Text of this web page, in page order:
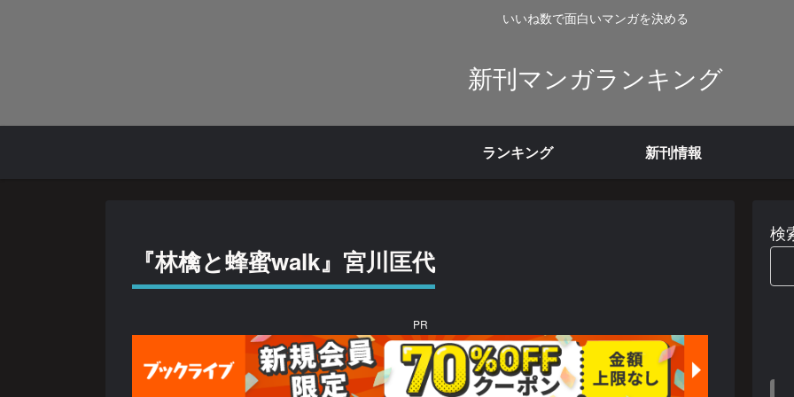
いいね数で面白いマンガを決める
新刊マンガランキング
ランキング 新刊情報
『林檎と蜂蜜walk』宮川匡代
PR
検